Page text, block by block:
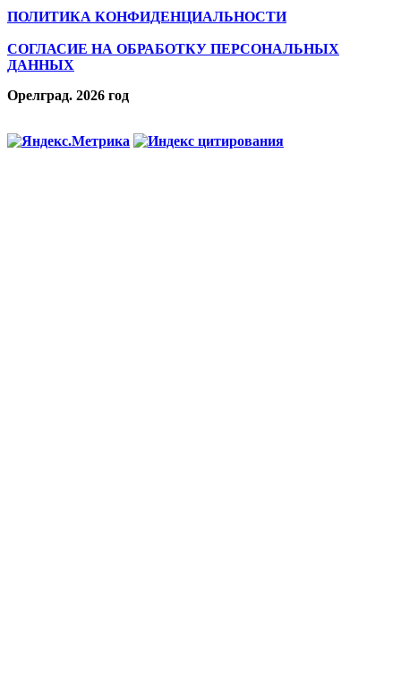
ПОЛИТИКА КОНФИДЕНЦИАЛЬНОСТИ
СОГЛАСИЕ НА ОБРАБОТКУ ПЕРСОНАЛЬНЫХ
ДАННЫХ
Орелград. 2026 год